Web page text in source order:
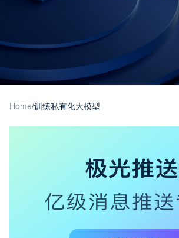
Home/训练私有化大模型